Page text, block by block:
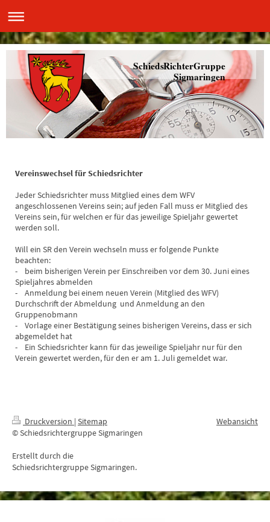
SchiedsRichterGruppe
Sigmaringen
Vereinswechsel für Schiedsrichter
Jeder Schiedsrichter muss Mitglied eines dem WFV
angeschlossenen Vereins sein; auf jeden Fall muss er Mitglied des
Vereins sein, für welchen er für das jeweilige Spieljahr gewertet
werden soll.
Will ein SR den Verein wechseln muss er folgende Punkte
beachten:
- beim bisherigen Verein per Einschreiben vor dem 30. Juni eines
Spieljahres abmelden
- Anmeldung bei einem neuen Verein (Mitglied des WFV)
Durchschrift der Abmeldung und Anmeldung an den
Gruppenobmann
- Vorlage einer Bestätigung seines bisherigen Vereins, dass er sich
abgemeldet hat
- Ein Schiedsrichter kann für das jeweilige Spieljahr nur für den
Verein gewertet werden, für den er am 1. Juli gemeldet war.
Druckversion | Sitemap
© Schiedsrichtergruppe Sigmaringen
Erstellt durch die
Schiedsrichtergruppe Sigmaringen.
Webansicht